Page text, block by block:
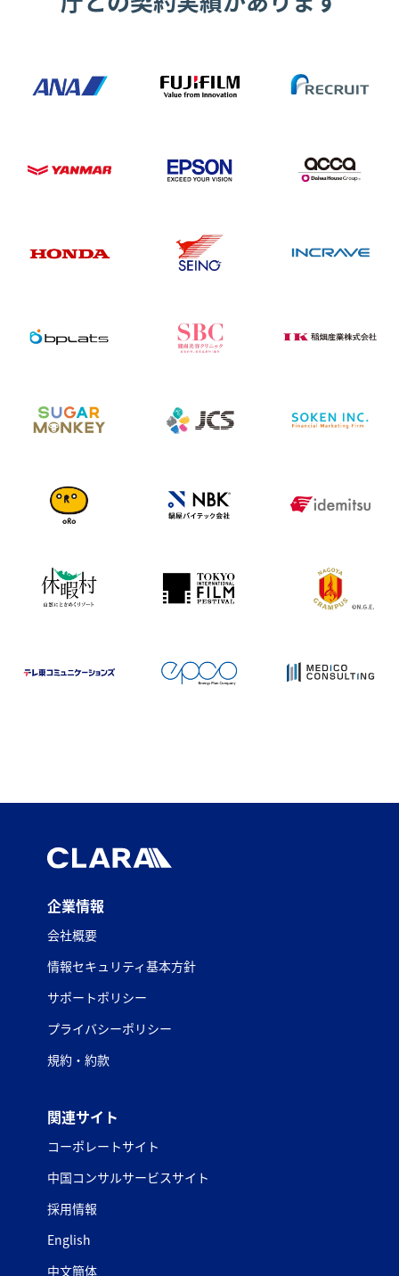
企業情報
会社概要
情報セキュリティ基本方針
サポートポリシー
プライバシーポリシー
規約・約款
関連サイト
コーポレートサイト
中国コンサルサービスサイト
採用情報
English
中文簡体